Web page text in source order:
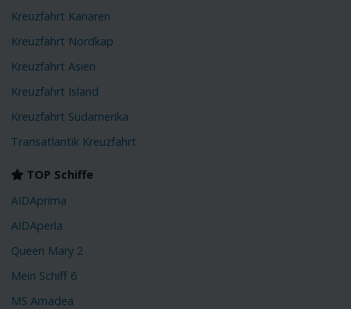
Kreuzfahrt Kanaren
Kreuzfahrt Nordkap
Kreuzfahrt Asien
Kreuzfahrt Island
Kreuzfahrt Südamerika
Transatlantik Kreuzfahrt
TOP Schiffe
AIDAprima
AIDAperla
Queen Mary 2
Mein Schiff 6
MS Amadea